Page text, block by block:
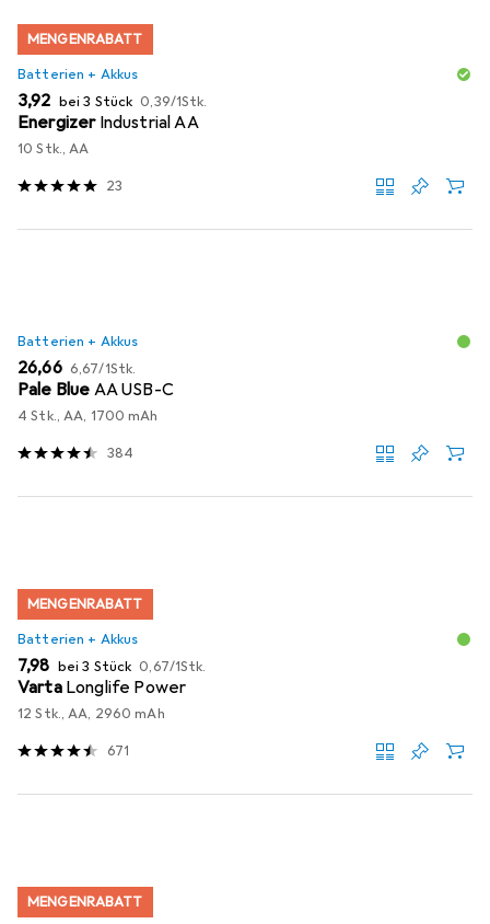
MENGENRABATT
Batterien + Akkus
EUR
3,92 bei 3 Stück EUR
0,39/1Stk.
Energizer Industrial AA
10 Stk., AA
23
Batterien + Akkus
EUR
26,66 EUR
6,67/1Stk.
Pale Blue AA USB-C
4 Stk., AA, 1700 mAh
384
MENGENRABATT
Batterien + Akkus
EUR
7,98 bei 3 Stück EUR
0,67/1Stk.
Varta Longlife Power
12 Stk., AA, 2960 mAh
671
MENGENRABATT